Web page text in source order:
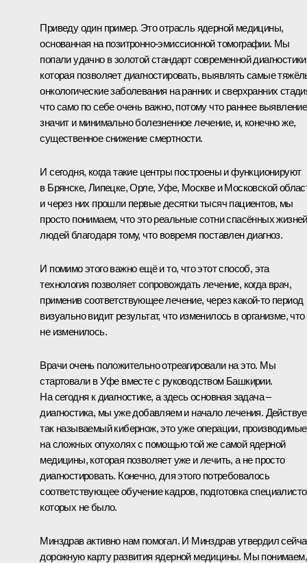
Приведу один пример. Это отрасль ядерной медицины,
основанная на позитронно-эмиссионной томографии. Мы
попали удачно в золотой стандарт современной
которая позволяет диагностировать, выявлять самые
онкологические заболевания на ранних и сверхранних
что само по себе очень важно, потому что раннее выявление
значит и минимально болезненное лечение, и, конечно же,
существенное снижение смертности.
И сегодня, когда такие центры построены и функционируют
в Брянске, Липецке, Орле, Уфе, Москве и Московской
и через них прошли первые десятки тысяч пациентов, мы
просто понимаем, что это реальные сотни спасённых жизней
людей благодаря тому, что вовремя поставлен диагноз.
И помимо этого важно ещё и то, что этот способ, эта
технология позволяет сопровождать лечение, когда врач,
применив соответствующее лечение, через какой‑то период
визуально видит результат, что изменилось в организме, что
не изменилось.
Врачи очень положительно отреагировали на это. Мы
стартовали в Уфе вместе с руководством Башкирии.
На сегодня к диагностике, а здесь основная задача –
диагностика, мы уже добавляем и начало лечения.
так называемый кибернож, это уже операции, производимые
на сложных опухолях с помощью той же самой ядерной
медицины, которая позволяет уже и лечить, а не просто
диагностировать. Конечно, для этого потребовалось
соответствующее обучение кадров, подготовка
которых не было.
Минздрав активно нам помогал. И Минздрав утвердил
дорожную карту развития ядерной медицины. Мы понимаем,